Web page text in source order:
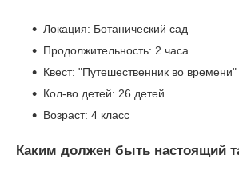
Локация: Ботанический сад
Продолжительность: 2 часа
Квест: "Путешественник во времени"
Кол-во детей: 26 детей
Возраст: 4 класс
Каким должен быть настоящий